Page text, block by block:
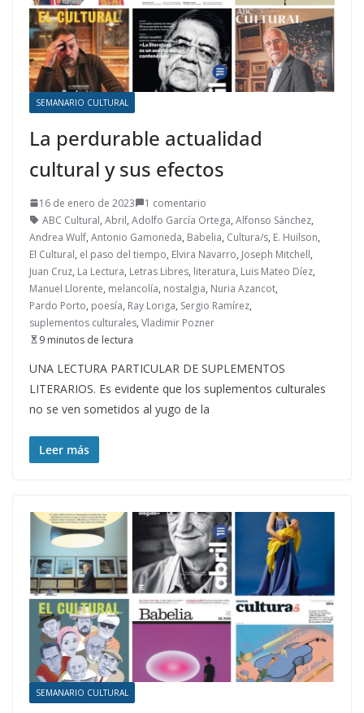
SEMANARIO CULTURAL
La perdurable actualidad
cultural y sus efectos
16 de enero de 2023
1 comentario
ABC Cultural, Abril, Adolfo García Ortega, Alfonso Sánchez,
Andrea Wulf, Antonio Gamoneda, Babelia, Cultura/s, E. Huilson,
El Cultural, el paso del tiempo, Elvira Navarro, Joseph Mitchell,
Juan Cruz, La Lectura, Letras Libres, literatura, Luis Mateo Díez,
Manuel Llorente, melancolía, nostalgia, Nuria Azancot,
Pardo Porto, poesía, Ray Loriga, Sergio Ramírez,
suplementos culturales, Vladimir Pozner
9 minutos de lectura
UNA LECTURA PARTICULAR DE SUPLEMENTOS
LITERARIOS. Es evidente que los suplementos culturales
no se ven sometidos al yugo de la
Leer más
SEMANARIO CULTURAL